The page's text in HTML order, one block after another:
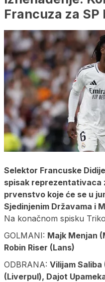
Francuza za SP
Selektor Francuske
spisak reprezentativaca
prvenstvo koje će se u
Sjedinjenim Državama i
Na konačnom spisku
GOLMANI: Majk Menjan
Robin Riser (Lans)
ODBRANA: Vilijam
(Liverpul), Dajot